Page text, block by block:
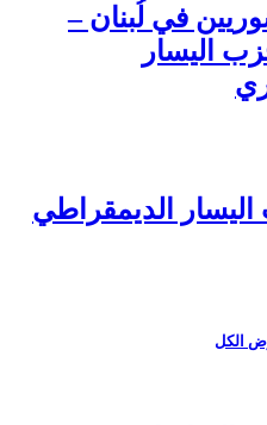
في لُبنان –
اليسار
الديمقراطي
الكل